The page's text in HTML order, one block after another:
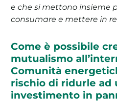
e che si mettono insieme
consumare e mettere in
Come è possibile
mutualismo
Comunità
rischio di ridurle ad
investimento in